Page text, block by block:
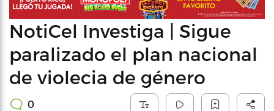
NotiCel Investiga | Sigue
paralizado el plan nacional
de violecia de género
0